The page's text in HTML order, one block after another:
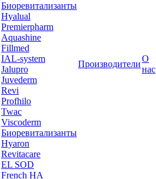
Биоревитализанты
Hyalual
Premierpharm
Aquashine
Fillmed
IAL-system
Jalupro
Juvederm
Revi
Profhilo
Twac
Viscoderm
Биоревитализанты
Hyaron
Revitacare
EL SOD
French HA
Производители
О
нас